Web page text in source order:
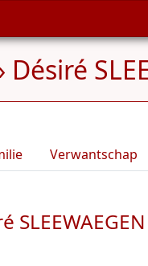
Désiré
Verwantschap